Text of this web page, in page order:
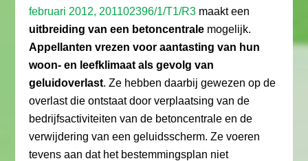
februari 2012, 201102396/1/T1/R3 maakt een
uitbreiding van een betoncentrale mogelijk.
Appellanten vrezen voor aantasting van hun
woon- en leefklimaat als gevolg van
geluidoverlast. Ze hebben daarbij gewezen op de
overlast die ontstaat door verplaatsing van de
bedrijfsactiviteiten van de betoncentrale en de
verwijdering van een geluidsscherm. Ze voeren
tevens aan dat het bestemmingsplan niet